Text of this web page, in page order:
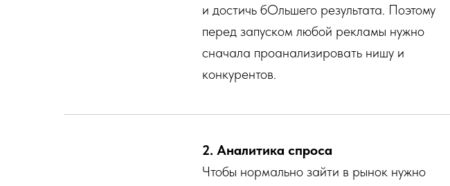
и достичь бОльшего результата. Поэтому
перед запуском любой рекламы нужно
сначала проанализировать нишу и
конкурентов.
2. Аналитика спроса
Чтобы нормально зайти в рынок нужно